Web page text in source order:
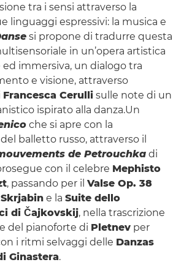
tra i sensi attraverso la
linguaggi espressivi: la musica e
si propone di tradurre questa
in un’opera artistica
immersiva, un dialogo tra
e visione, attraverso
Francesca Cerullisulle note di un
ispirato alla danza.Un
che si apre con la
balletto russo, attraverso il
de Petrouchkadi
con il celebre Mephisto
, passando per il Valse Op. 38
Skrjabine la Suite dello
di Čajkovskij, nella trascrizione
del pianoforte di Pletnevper
i ritmi selvaggi delle Danzas
Ginastera.